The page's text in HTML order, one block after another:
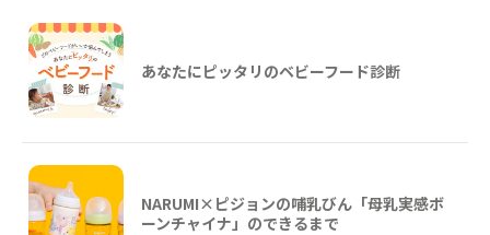
あなたにピッタリのベビーフード診断
NARUMI×ピジョンの哺乳びん「母乳実感ボ
ーンチャイナ」のできるまで